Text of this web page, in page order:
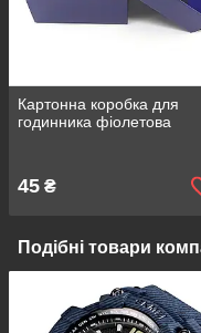
Картонна коробка для
годинника фіолетова
45 ₴
Подібні товари